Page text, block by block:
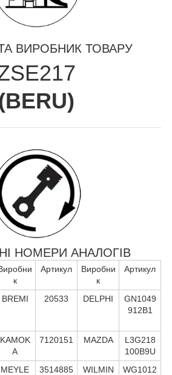
ВИРОБНИК ТОВАРУ
BERU)
НОМЕРИ АНАЛОГІВ
к
Артикул
Виробни
к
Артикул
BREMI 20533 DELPHI
GN1049
912B1
KAMOK
A
7120151 MAZDA
L3G218
100B9U
MEYLE
3514885
WILMIN
WG1012